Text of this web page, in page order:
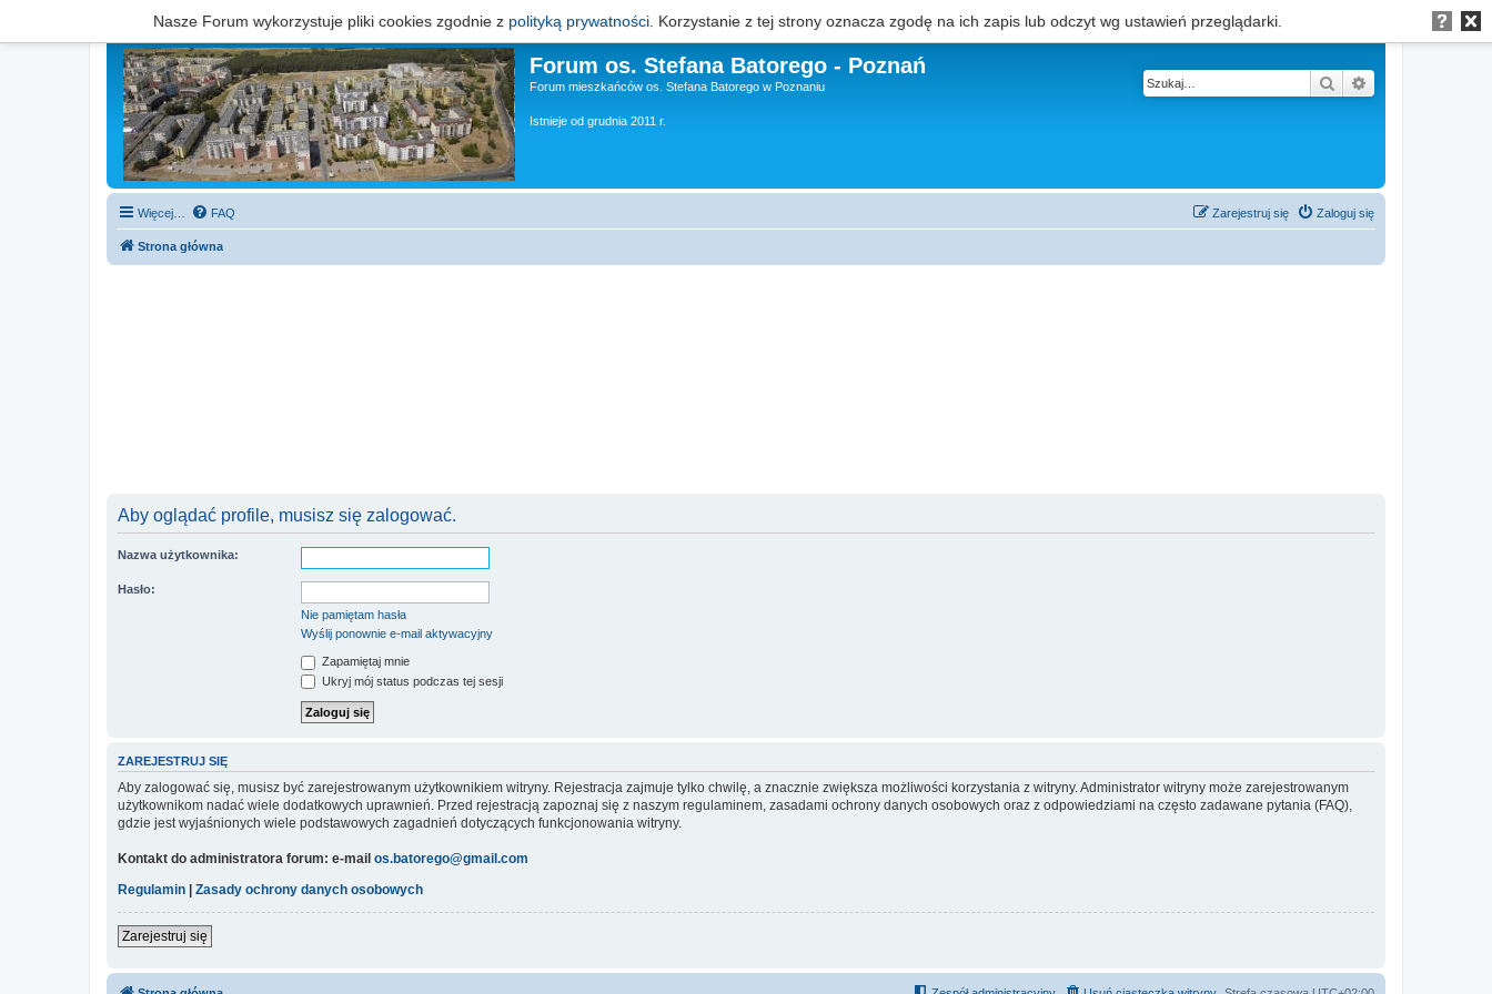
Forum os. Stefana Batorego - Poznań
Forum mieszkańców os. Stefana Batorego w Poznaniu
Istnieje od grudnia 2011 r.
Szukaj
Więcej… FAQ Zaloguj się
Zarejestruj się
Strona główna
Aby oglądać profile, musisz się zalogować.
Nazwa użytkownika:
Hasło:
Nie pamiętam hasła
Wyślij ponownie e-mail aktywacyjny
Zapamiętaj mnie
Ukryj mój status podczas tej sesji
ZAREJESTRUJ SIĘ
Aby zalogować się, musisz być zarejestrowanym użytkownikiem witryny. Rejestracja zajmuje tylko chwilę, a znacznie zwiększa możliwości korzystania z witryny. Administrator witryny może zarejestrowanym
użytkownikom nadać wiele dodatkowych uprawnień. Przed rejestracją zapoznaj się z naszym regulaminem, zasadami ochrony danych osobowych oraz z odpowiedziami na często zadawane pytania (FAQ),
gdzie jest wyjaśnionych wiele podstawowych zagadnień dotyczących funkcjonowania witryny.
Kontakt do administratora forum: e-mail os.batorego@gmail.com
Regulamin | Zasady ochrony danych osobowych
Zarejestruj się
Nasze Forum wykorzystuje pliki cookies zgodnie z polityką prywatności. Korzystanie z tej strony oznacza zgodę na ich zapis lub odczyt wg ustawień przeglądarki.